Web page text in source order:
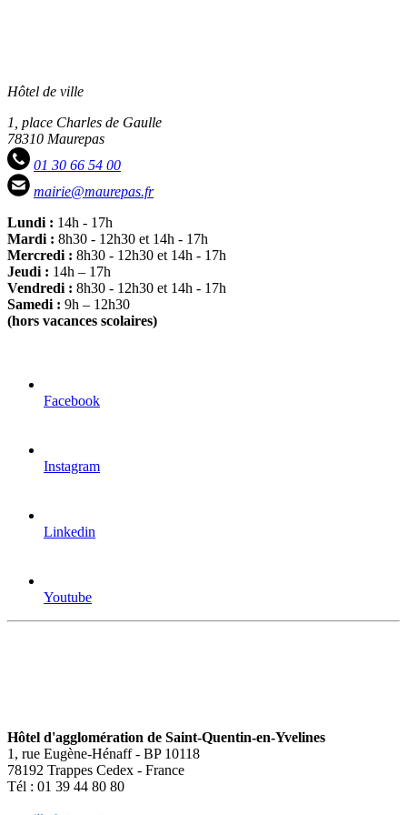
Hôtel de ville
1, place Charles de Gaulle
78310 Maurepas
01 30 66 54 00
mairie@maurepas.fr
Lundi : 14h - 17h
Mardi : 8h30 - 12h30 et 14h - 17h
Mercredi : 8h30 - 12h30 et 14h - 17h
Jeudi : 14h – 17h
Vendredi : 8h30 - 12h30 et 14h - 17h
Samedi : 9h – 12h30
(hors vacances scolaires)
Facebook
Instagram
Linkedin
Youtube
Hôtel d'agglomération de Saint-Quentin-en-Yvelines
1, rue Eugène-Hénaff - BP 10118
78192 Trappes Cedex - France
Tél : 01 39 44 80 80